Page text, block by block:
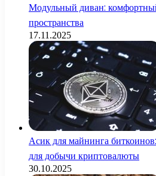
Модульный диван:
пространства
17.11.2025
Асик для майнинга
для добычи криптовалюты
30.10.2025